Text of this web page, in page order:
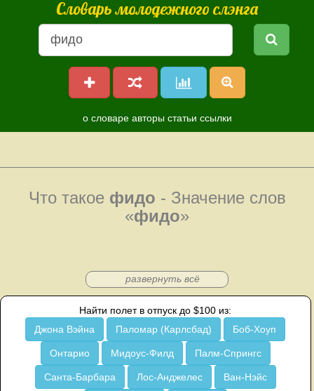
Словарь молодежного слэнга
о словаре авторы статьи ссылки
Что такое фидо - Значение слов
«фидо»
развернуть всё
Найти полет в отпуск до $100 из:
Джона Вэйна
Паломар (Карлсбад) Боб-Хоуп
Онтарио Мидоус-Филд Палм-Спрингс
Санта-Барбара Лос-Анджелес Ван-Нэйс